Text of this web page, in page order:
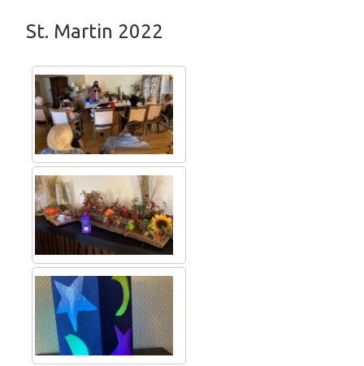
St. Martin 2022